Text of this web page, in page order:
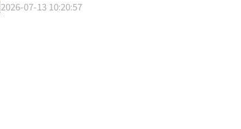
客为主，如今日本、东南亚及美洲游客占比逐步上升；
籍顾客销售额已达到去年全年约6500亿韩元的近九成
2026-07-13 10:20:57